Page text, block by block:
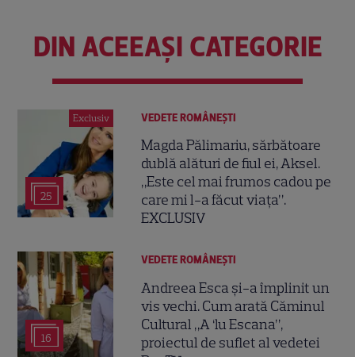
DIN ACEEAȘI CATEGORIE
Exclusiv
25
VEDETE ROMÂNEŞTI
Magda Pălimariu, sărbătoare
dublă alături de fiul ei, Aksel.
„Este cel mai frumos cadou pe
care mi l-a făcut viața”.
EXCLUSIV
16
VEDETE ROMÂNEŞTI
Andreea Esca și-a împlinit un
vis vechi. Cum arată Căminul
Cultural „A ‘lu Escana”,
proiectul de suflet al vedetei